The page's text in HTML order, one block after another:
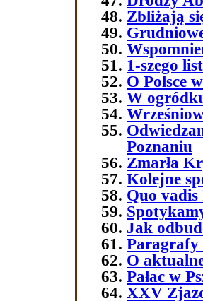
Zbliżają
1-szego
O Polsce
W
Poznaniu
Zmarła
Kolejne
Quo vadis
Jak
Paragrafy
O
Pałac w
XXV